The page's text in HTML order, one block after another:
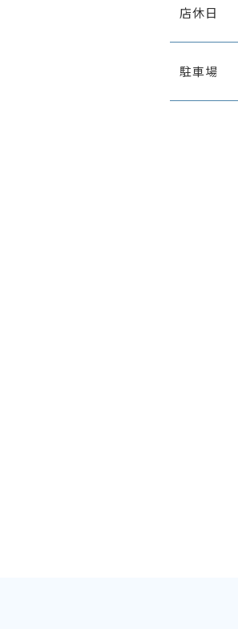
店休日
駐車場